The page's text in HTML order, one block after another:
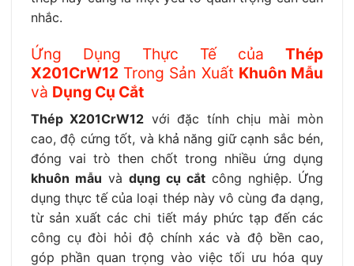
nhắc.
Ứng Dụng Thực Tế của Thép
X201CrW12 Trong Sản Xuất Khuôn Mẫu
và Dụng Cụ Cắt
Thép X201CrW12 với đặc tính chịu mài mòn
cao, độ cứng tốt, và khả năng giữ cạnh sắc bén,
đóng vai trò then chốt trong nhiều ứng dụng
khuôn mẫu và dụng cụ cắt công nghiệp. Ứng
dụng thực tế của loại thép này vô cùng đa dạng,
từ sản xuất các chi tiết máy phức tạp đến các
công cụ đòi hỏi độ chính xác và độ bền cao,
góp phần quan trọng vào việc tối ưu hóa quy